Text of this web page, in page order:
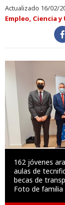
Actualizado 16/02/
Empleo, Ciencia
162 jóvenes
aulas de
becas de
Foto de familia